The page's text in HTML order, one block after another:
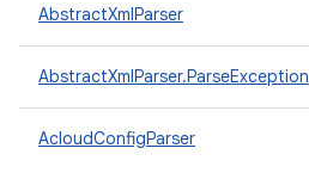
AbstractXmlParser
AbstractXmlParser.ParseException
AcloudConfigParser